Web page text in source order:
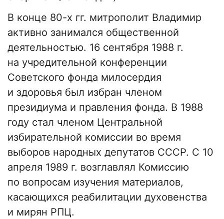
В конце 80-х гг. митрополит Владимир
активно занимался общественной
деятельностью. 16 сентября 1988 г.
на учредительной конференции
Советского фонда милосердия
и здоровья был избран членом
президиума и правления фонда. В 1988
году стал членом Центральной
избирательной комиссии во время
выборов народных депутатов СССР. С 10
апреля 1989 г. возглавлял Комиссию
по вопросам изучения материалов,
касающихся реабилитации духовенства
и мирян РПЦ.